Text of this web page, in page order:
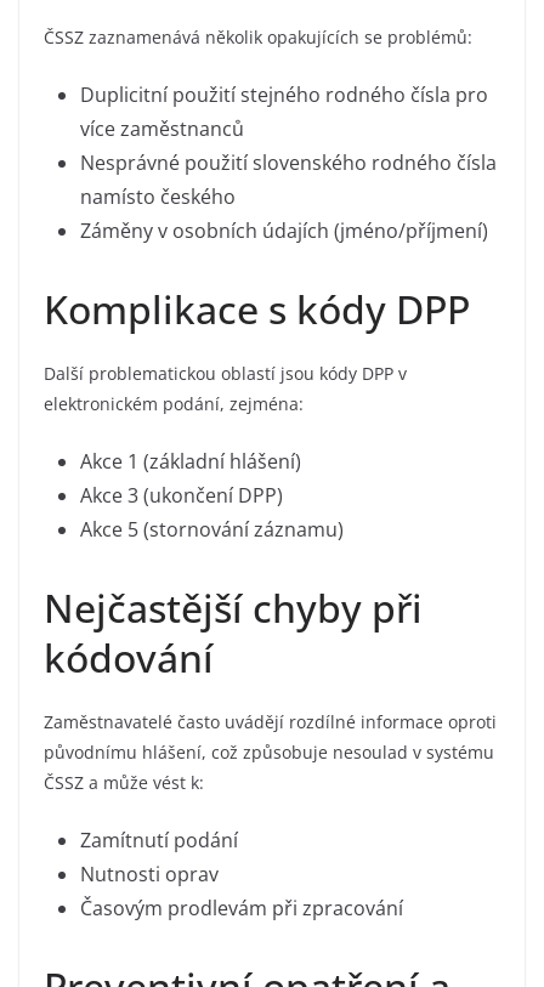
ČSSZ zaznamenává několik opakujících se problémů:
Duplicitní použití stejného rodného čísla pro
více zaměstnanců
Nesprávné použití slovenského rodného čísla
namísto českého
Záměny v osobních údajích (jméno/příjmení)
Komplikace s kódy DPP
Další problematickou oblastí jsou kódy DPP v
elektronickém podání, zejména:
Akce 1 (základní hlášení)
Akce 3 (ukončení DPP)
Akce 5 (stornování záznamu)
Nejčastější chyby při
kódování
Zaměstnavatelé často uvádějí rozdílné informace oproti
původnímu hlášení, což způsobuje nesoulad v systému
ČSSZ a může vést k:
Zamítnutí podání
Nutnosti oprav
Časovým prodlevám při zpracování